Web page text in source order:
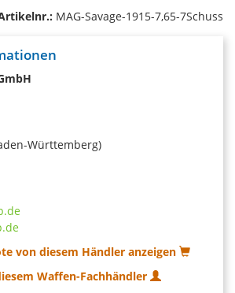
MAG-Savage-1915-7,65-7Schuss
Württemberg)
von diesem Händler anzeigen
Waffen-Fachhändler